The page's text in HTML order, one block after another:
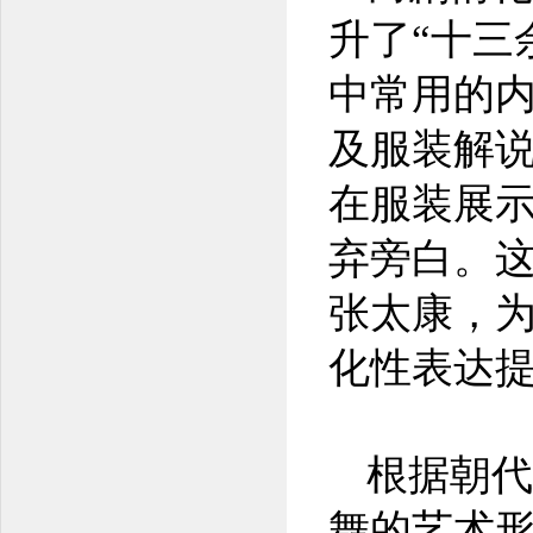
升了“十三
中常用的
及服装解
在服装展
弃旁白。
张太康，
化性表达
根据朝